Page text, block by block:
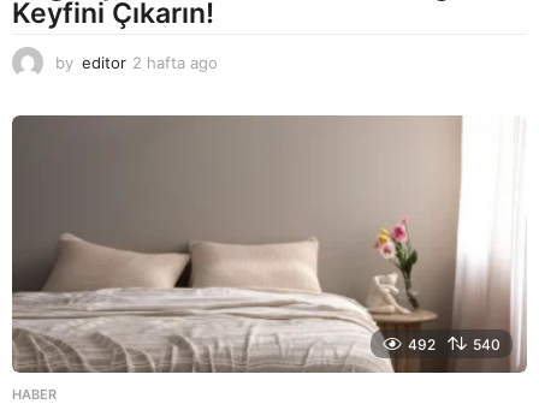
Keyfini Çıkarın!
by editor 2 hafta ago
492 540
HABER